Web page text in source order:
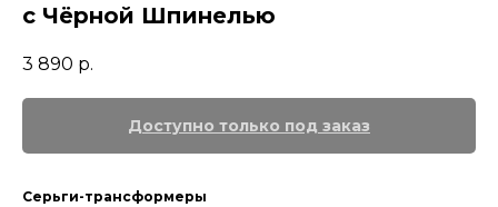
с Чёрной Шпинелью
3 890 р.
Серьги-трансформеры